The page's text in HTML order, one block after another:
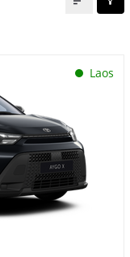
Laos